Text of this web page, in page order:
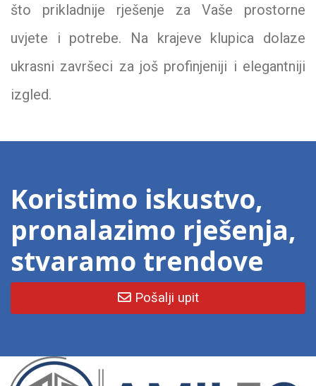
što prikladnije rješenje za Vaše prostorne
uvjete i potrebe. Na krajeve klupica dolaze
ukrasni završeci za još profinjeniji i elegantniji
izgled.
Koristimo iskustvo,
pronalazimo rješenja,
stvaramo trendove
Pošalji upit